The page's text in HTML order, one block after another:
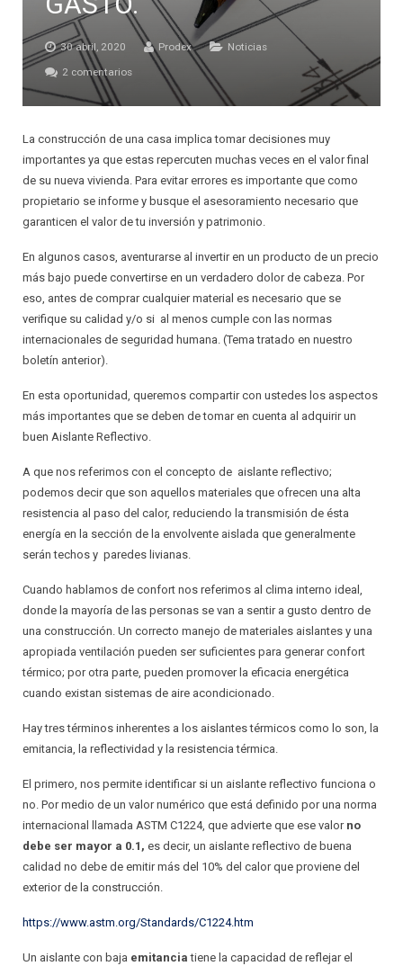
AISLANTES QUE DECORAN
CIELOS SUSPENDIDOS
PAREDES LIVIANAS
SOLUCIONES ACÚSTICAS
PROTECCIÓN PARA PISOS LAMINADOS
PROTECCIÓN PARA ALFOMBRAS
SISTEMAS DE AIRE ACONDICIONADO
JUNTAS DE EXPANSIÓN
AISLANTES DE BURBUJA
PRINCIPALES VENTAJAS ESTRATÉGICAS
RELACIONES COMERCIALES JUSTAS
GARANTÍA
CALIDAD
PROTECCIÓN AL CONSUMIDOR
SATISFACCIÓN AL CLIENTE
RESPALDO TÉCNICO
DISEÑO DE ESTRATEGIAS
DISEÑO DE SOLUCIONES PERSONALIZADAS
INSTALADOR
30 abril, 2020 Prodex
Noticias
2 comentarios
La construcción de una casa implica tomar decisiones muy
importantes ya que estas repercuten muchas veces en el valor final
de su nueva vivienda. Para evitar errores es importante que como
propietario se informe y busque el asesoramiento necesario que
garanticen el valor de tu inversión y patrimonio.
En algunos casos, aventurarse al invertir en un producto de un precio
más bajo puede convertirse en un verdadero dolor de cabeza. Por
eso, antes de comprar cualquier material es necesario que se
verifique su calidad y/o si al menos cumple con las normas
internacionales de seguridad humana. (Tema tratado en nuestro
boletín anterior).
En esta oportunidad, queremos compartir con ustedes los aspectos
más importantes que se deben de tomar en cuenta al adquirir un
buen Aislante Reflectivo.
A que nos referimos con el concepto de aislante reflectivo;
podemos decir que son aquellos materiales que ofrecen una alta
resistencia al paso del calor, reduciendo la transmisión de ésta
energía en la sección de la envolvente aislada que generalmente
serán techos y paredes livianas.
Cuando hablamos de confort nos referimos al clima interno ideal,
donde la mayoría de las personas se van a sentir a gusto dentro de
una construcción. Un correcto manejo de materiales aislantes y una
apropiada ventilación pueden ser suficientes para generar confort
térmico; por otra parte, pueden promover la eficacia energética
cuando existan sistemas de aire acondicionado.
Hay tres términos inherentes a los aislantes térmicos como lo son, la
emitancia, la reflectividad y la resistencia térmica.
El primero, nos permite identificar si un aislante reflectivo funciona o
no. Por medio de un valor numérico que está definido por una norma
internacional llamada ASTM C1224, que advierte que ese valor no
debe ser mayor a 0.1, es decir, un aislante reflectivo de buena
calidad no debe de emitir más del 10% del calor que proviene del
exterior de la construcción.
https://www.astm.org/Standards/C1224.htm
Un aislante con baja emitancia tiene la capacidad de reflejar el